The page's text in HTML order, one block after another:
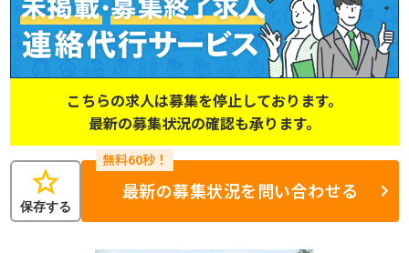
こちらの求人は募集を停止しております。
最新の募集状況の確認も承ります。
star
保存する
最新の募集状況を問い合わせる